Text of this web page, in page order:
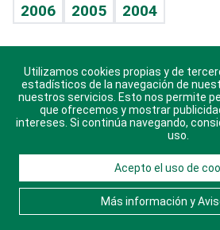
Sin complejos
En pocas palabras
Escuchando al corazón
Economía Personal
2006
2005 2004
Descarga nuestras aplicaciones
sistema
© 2021 Diario Libre, todos los
Consulta elAviso Legal. Ponte
nosotros y conoce más
Utilizamos cookies propias y de
estadísticos de la navegación de
nuestros servicios. Esto nos permite
que ofrecemos y mostrar
intereses. Si continúa navegando,
uso.
Acepto el uso de
Más información y